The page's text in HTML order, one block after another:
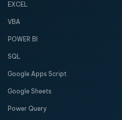
EXCEL
VBA
POWER BI
SQL
Google Apps Script
Google Sheets
Power Query